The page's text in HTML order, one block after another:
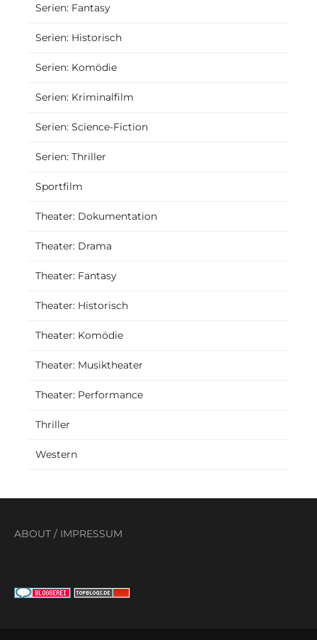
Serien: Fantasy
Serien: Historisch
Serien: Komödie
Serien: Kriminalfilm
Serien: Science-Fiction
Serien: Thriller
Sportfilm
Theater: Dokumentation
Theater: Drama
Theater: Fantasy
Theater: Historisch
Theater: Komödie
Theater: Musiktheater
Theater: Performance
Thriller
Western
ABOUT / IMPRESSUM